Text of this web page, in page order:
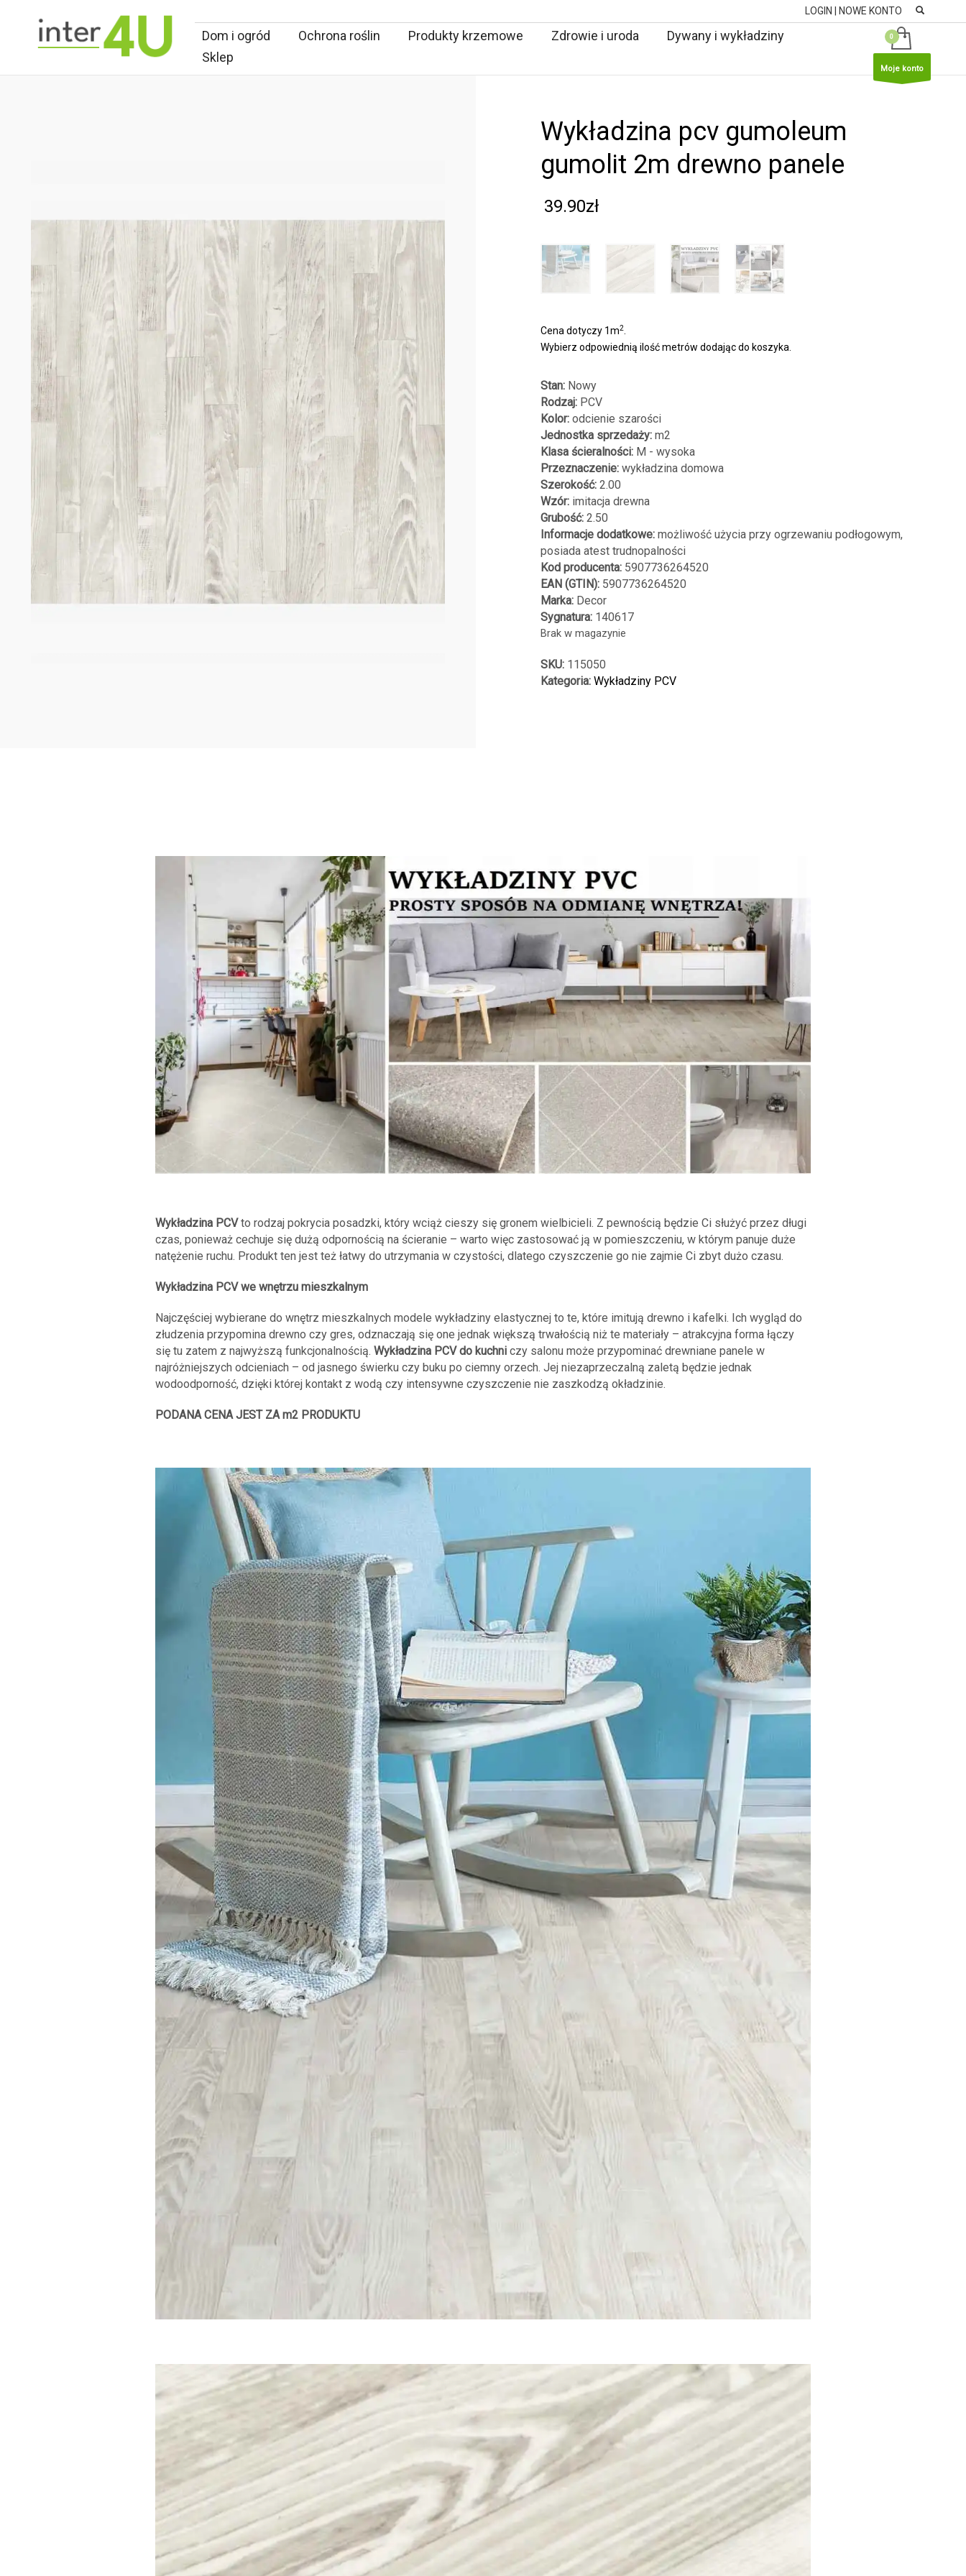
LOGIN | NOWE KONTO
Dom i ogród Ochrona roślin Produkty krzemowe Zdrowie i uroda
Dywany i wykładziny
Sklep
Moje konto
wykładzina pcv gumoleum
gumolit 2m drewno panele
39.90zł
Cena dotyczy 1m2
Wybierz odpowiednią ilość metrów dodając do koszyka.
Stan: Nowy
Rodzaj: PCV
Kolor: odcienie szarości
Jednostka sprzedaży: m2
Klasa ścieralności: M - wysoka
Przeznaczenie: wykładzina domowa
Szerokość: 2.00
Wzór: imitacja drewna
Grubość: 2.50
Informacje dodatkowe: możliwość użycia przy ogrzewaniu podłogowym,
posiada atest trudnopalności
Kod producenta: 5907736264520
EAN (GTIN): 5907736264520
Marka: Decor
Sygnatura: 140617
Brak w magazynie
SKU: 115050
Kategoria: Wykładziny PCV
Wykładzina PCVto rodzaj pokrycia posadzki, który wciąż cieszy się gronem wielbicieli. Z pewnością będzie Ci służyć przez długi
czas, ponieważ cechuje się dużą odpornością na ścieranie – warto więc zastosować ją w pomieszczeniu, w którym panuje duże
natężenie ruchu. Produkt ten jest też łatwy do utrzymania w czystości, dlatego czyszczenie go nie zajmie Ci zbyt dużo czasu.
Wykładzina PCV we wnętrzu mieszkalnym
Najczęściej wybierane do wnętrz mieszkalnych modele wykładziny elastycznej to te, które imitują drewno i kafelki. Ich wygląd do
złudzenia przypomina drewno czy gres, odznaczają się one jednak większą trwałością niż te materiały – atrakcyjna forma łączy
się tu zatem z najwyższą funkcjonalnością. Wykładzina PCV do kuchni czy salonu może przypominać drewniane panele w
najróżniejszych odcieniach – od jasnego świerku czy buku po ciemny orzech. Jej niezaprzeczalną zaletą będzie jednak
wodoodporność, dzięki której kontakt z wodą czy intensywne czyszczenie nie zaszkodzą okładzinie.
PODANA CENA JEST ZA m2 PRODUKTU